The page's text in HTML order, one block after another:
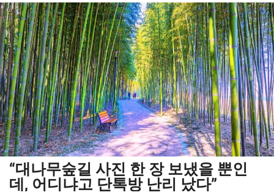
“대나무숲길 사진 한 장 보냈을 뿐인
데, 어디냐고 단톡방 난리 났다”